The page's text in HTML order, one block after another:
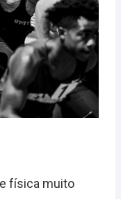
física muito